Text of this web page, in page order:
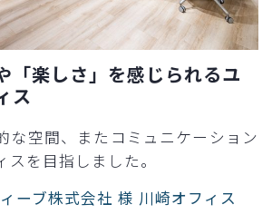
「楽しさ」を感じられるユ
ス
な空間、またコミュニケーション
を目指しました。
ーブ株式会社 様 川崎オフィス